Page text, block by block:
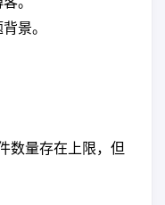
景。
数量存在上限，但